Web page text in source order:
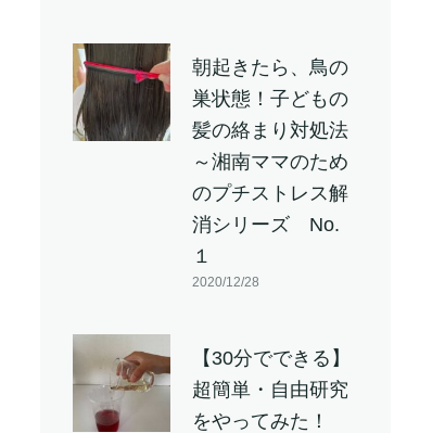
朝起きたら、鳥の
巣状態！子どもの
髪の絡まり対処法
～湘南ママのため
のプチストレス解
消シリーズ No.
１
2020/12/28
【30分でできる】
超簡単・自由研究
をやってみた！